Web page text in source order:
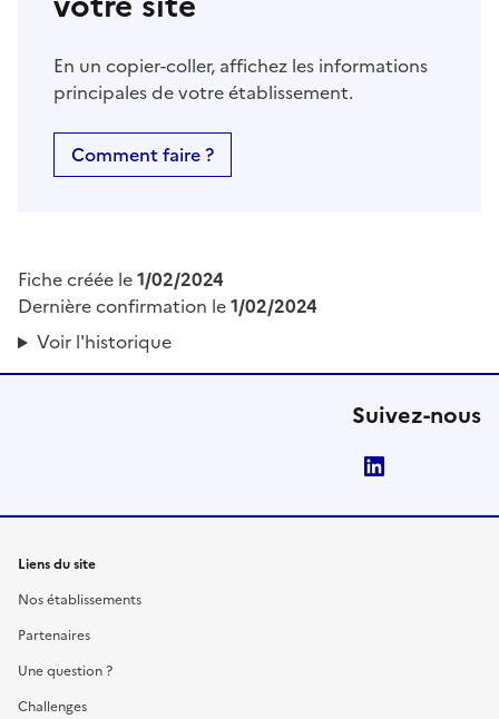
En un copier-coller, affichez les informations
principales de votre établissement.
Comment faire ?
Fiche créée le1/02/2024
Dernière confirmation le1/02/2024
Voir l'historique
Suivez-nous
Liens du site
Nos établissements
Partenaires
Une question ?
Challenges